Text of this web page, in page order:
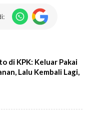
di KPK: Keluar Pakai
Lalu Kembali Lagi,